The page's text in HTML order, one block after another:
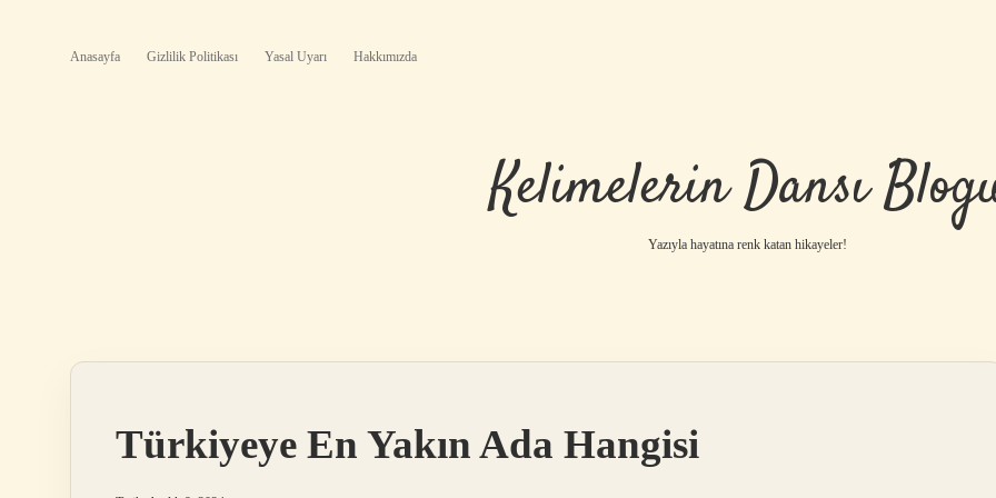
Anasayfa Gizlilik Politikası Yasal Uyarı Hakkımızda
Kelimelerin Dansı
Yazıyla hayatına renk katan hikayeler!
Türkiyeye En Yakın Ada Hangisi